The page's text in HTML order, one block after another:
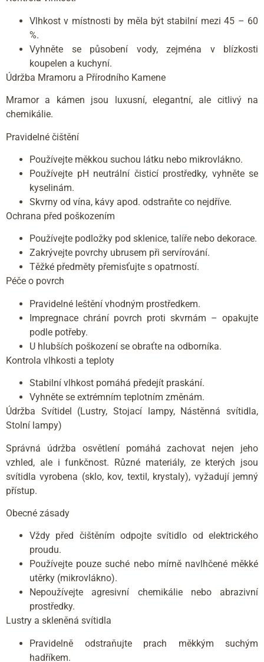
Vlhkost v místnosti by měla být stabilní mezi 45 – 60
%.
Vyhněte se působení vody, zejména v blízkosti
koupelen a kuchyní.
Údržba Mramoru a Přírodního Kamene
Mramor a kámen jsou luxusní, elegantní, ale citlivý na
chemikálie.
Pravidelné čištění
Používejte měkkou suchou látku nebo mikrovlákno.
Používejte pH neutrální čisticí prostředky, vyhněte se
kyselinám.
Skvrny od vína, kávy apod. odstraňte co nejdříve.
Ochrana před poškozením
Používejte podložky pod sklenice, talíře nebo dekorace.
Zakrývejte povrchy ubrusem při servírování.
Těžké předměty přemisťujte s opatrností.
Péče o povrch
Pravidelné leštění vhodným prostředkem.
Impregnace chrání povrch proti skvrnám – opakujte
podle potřeby.
U hlubších poškození se obraťte na odborníka.
Kontrola vlhkosti a teploty
Stabilní vlhkost pomáhá předejít praskání.
Vyhněte se extrémním teplotním změnám.
Údržba Svítidel (Lustry, Stojací lampy, Nástěnná svítidla,
Stolní lampy)
Správná údržba osvětlení pomáhá zachovat nejen jeho
vzhled, ale i funkčnost. Různé materiály, ze kterých jsou
svítidla vyrobena (sklo, kov, textil, krystaly), vyžadují jemný
přístup.
Obecné zásady
Vždy před čištěním odpojte svítidlo od elektrického
proudu.
Používejte pouze suché nebo mírně navlhčené měkké
utěrky (mikrovlákno).
Nepoužívejte agresivní chemikálie nebo abrazivní
prostředky.
Lustry a skleněná svítidla
Pravidelně odstraňujte prach měkkým suchým
hadříkem.